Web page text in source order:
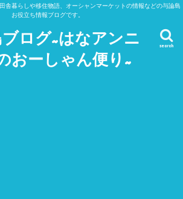
舎暮らしや移住物語、オーシャンマーケットの情報などの与論島
お役立ち情報ブログです。
ログ~はなアンニ
おーしゃん便り~
search